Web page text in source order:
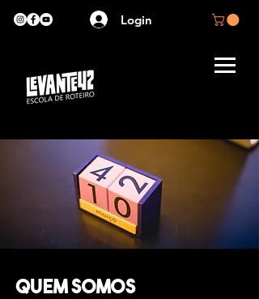
Login
Quem Somos